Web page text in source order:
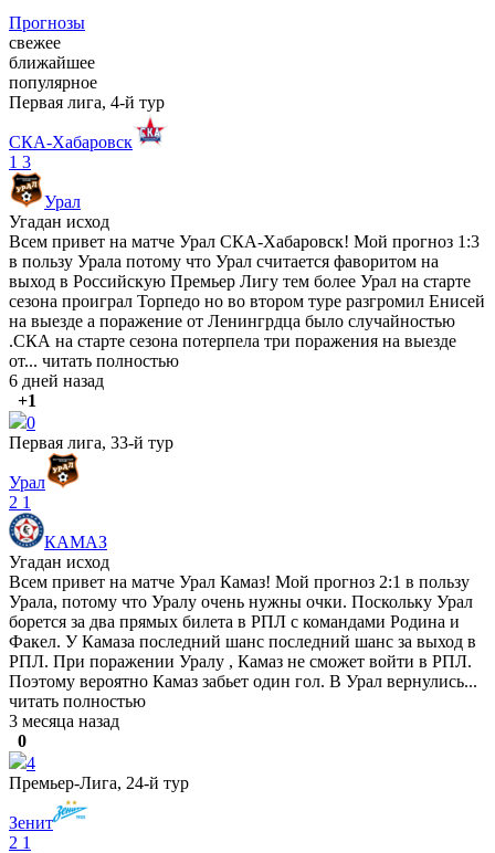
Прогнозы
свежее
ближайшее
популярное
Первая лига, 4-й тур
СКА-Хабаровск
1 3
Урал
Угадан исход
Всем привет на матче Урал СКА-Хабаровск! Мой прогноз 1:3
в пользу Урала потому что Урал считается фаворитом на
выход в Российскую Премьер Лигу тем более Урал на старте
сезона проиграл Торпедо но во втором туре разгромил Енисей
на выезде а поражение от Ленингрдца было случайностью
.СКА на старте сезона потерпела три поражения на выезде
от... читать полностью
6 дней назад
+1
0
Первая лига, 33-й тур
Урал
2 1
КАМАЗ
Угадан исход
Всем привет на матче Урал Камаз! Мой прогноз 2:1 в пользу
Урала, потому что Уралу очень нужны очки. Поскольку Урал
борется за два прямых билета в РПЛ с командами Родина и
Факел. У Камаза последний шанс последний шанс за выход в
РПЛ. При поражении Уралу , Камаз не сможет войти в РПЛ.
Поэтому вероятно Камаз забьет один гол. В Урал вернулись...
читать полностью
3 месяца назад
0
4
Премьер-Лига, 24-й тур
Зенит
2 1